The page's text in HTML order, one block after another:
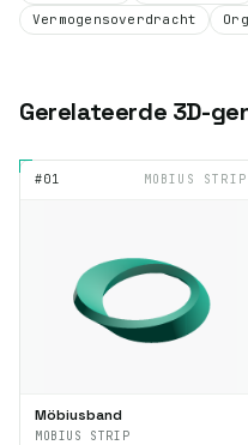
Vermogensoverdracht
Gerelateerde 3D-
#01 MOBIUS STRIP
Möbiusband
MOBIUS STRIP